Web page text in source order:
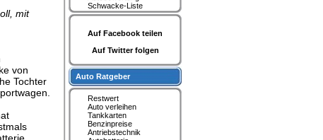
mit
von
Tochter
Schwacke-Liste
Auf Facebook teilen
Auf Twitter folgen
Auto Ratgeber
Restwert
Auto verleihen
Tankkarten
Benzinpreise
Antriebstechnik